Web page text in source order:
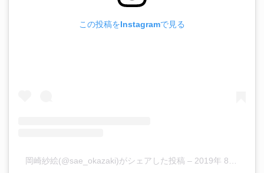
この投稿をInstagramで見る
岡崎紗絵(@sae_okazaki)がシェアした投稿 – 2019年 8月月2日午後8時56分PDT